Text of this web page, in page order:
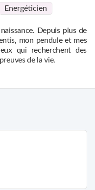
Energéticien
Depuis plus de
mon pendule et mes
qui recherchent des
de la vie.
de votre prénom. En
vos énergies, je vous
qui souhaitent
leurs blocages ou
vie sentimentale grâce à
clarté nécessaire pour
parfaite harmonie